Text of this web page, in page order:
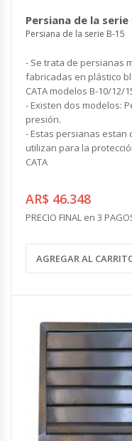
Controles y Accesorios
Rejas y Difusores
CONTROLES Y
CONDUCCIONES
CALEFACCION
Calderas Eléctricas
Climatizadores Eléctricos
Paneles Termoeléctricos
Radiadores Eléctricos
Grifos Eléctricos
Bombas de Calor
VENTILACION
Ventiladores Axiales
Ventiladores Centrífugos
Ventiladores Especiales
Cortinas de Aire Industriales
Circuladores de Aire
Filtros
Rejas y Persianas
Persiana de la serie
Persiana de la serie B-15
- Se trata de persianas
fabricadas en plástico
CATA modelos B-10/12/
- Existen dos modelos:
presión.
- Estas persianas estan
utilizan para la
CATA
AR$ 46.348
PRECIO FINAL en 3
AGREGAR AL